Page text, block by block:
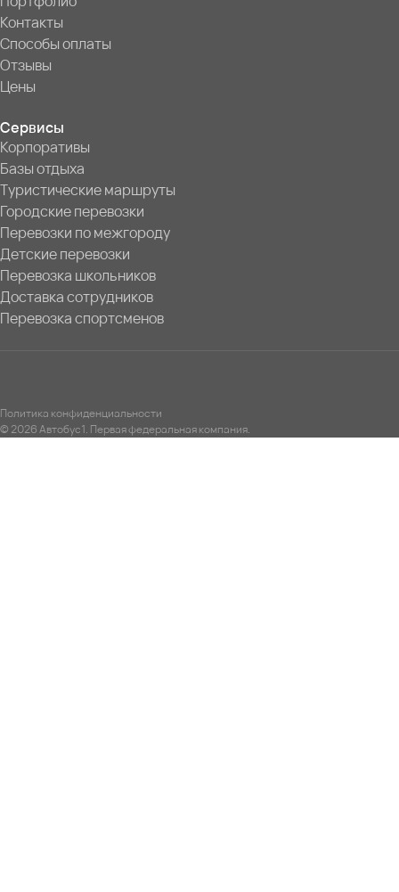
Контакты
Способы оплаты
Отзывы
Цены
Сервисы
Корпоративы
Базы отдыха
Туристические маршруты
Городские перевозки
Перевозки по межгороду
Детские перевозки
Перевозка школьников
Доставка сотрудников
Перевозка спортсменов
Политика конфиденциальности
© 2026 Автобус1. Первая федеральная компания.